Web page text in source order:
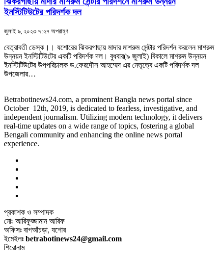
ইনস্টিটিউটের পরিদর্শক দল
জুলাই ৯, ২০২৩ ৭:২৭ অপরাহ্ণ
বেত্রাবতী ডেস্ক।। যশোরের ঝিকরগাছায় মাদার মাশরুম সেন্টার পরিদর্শন করলেন মাশরুম
উন্নয়ন ইনস্টিটিউটের একটি পরিদর্শক দল। বুধবার(৯ জুলাই) বিকালে মাশরুম উন্নয়ন
ইনস্টিটিউটের উপপরিচালক ড.ফেরদৌস আহম্মেদ এর নেতৃত্বে একটি পরিদর্শক দল
উপজেলার…
Betrabotinews24.com, a prominent Bangla news portal since
October 12th, 2019, is dedicated to fearless, investigative, and
independent journalism. Utilizing modern technology, it delivers
real-time updates on a wide range of topics, fostering a global
Bengali community and enhancing the online news portal
experience.
প্রকাশক ও সম্পাদক
মোঃ আরিফুজ্জামান আরিফ
অফিসঃ বাগআঁচড়া, যশোর
ইমেইলঃ betrabotinews24@gmail.com
শিরোনাম